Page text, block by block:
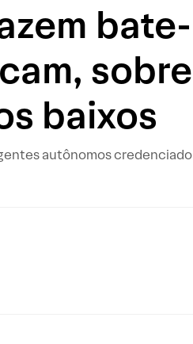
bate-
sobre
baixos
autônomos credenciado